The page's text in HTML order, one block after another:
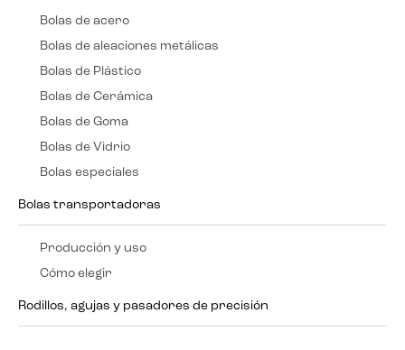
Bolas de acero
Bolas de aleaciones metálicas
Bolas de Plástico
Bolas de Cerámica
Bolas de Goma
Bolas de Vidrio
Bolas especiales
Bolas transportadoras
Producción y uso
Cómo elegir
Rodillos, agujas y pasadores de precisión